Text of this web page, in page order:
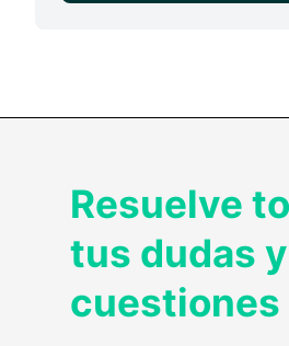
Resuelve
tus dudas y
cuestiones